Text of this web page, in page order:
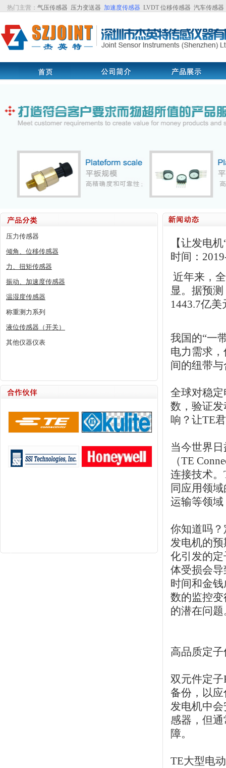
热门主营： 气压传感器 压力变送器 加速度传感器 LVDT 位移传感器 汽车传感器
压力传感器
倾角、位移传感器
力、扭矩传感器
振动、加速度传感器
温湿度传感器
称重测力系列
液位传感器（开关）
其他仪器仪表
【让发电
时间：
近年来，
显。据预
1443.7亿
我国的“一
电力需求
间的纽带
全球对稳
数，验证
响？让TE
当今世界
（TE
连接技术
同应用领
运输等领
你知道吗
发电机的
化引发的
体受损会
时间和金
数的监控
的潜在问
高品质定
双元件定
备份，以
发电机中
感器，但
障。
TE大型电